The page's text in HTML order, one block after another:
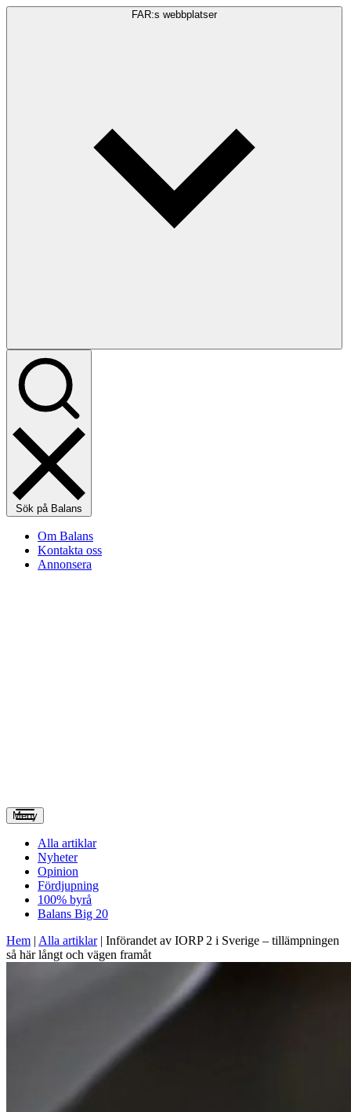
FAR:s webbplatser
Sök på Balans
Om Balans
Kontakta oss
Annonsera
Meny
Alla artiklar
Nyheter
Opinion
Fördjupning
100% byrå
Balans Big 20
Hem | Alla artiklar| Införandet av IORP 2 i Sverige – tillämpningen
så här långt och vägen framåt